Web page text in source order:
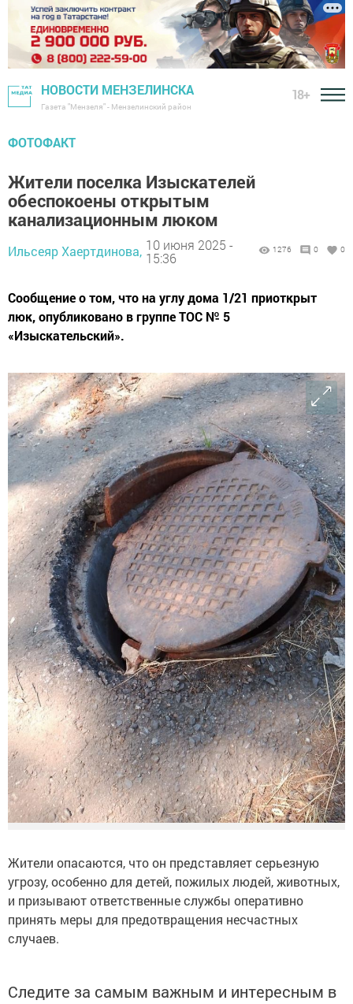
НОВОСТИ МЕНЗЕЛИНСКА
Газета "Мензеля" - Мензелинский район
18+
ФОТОФАКТ
Жители поселка Изыскателей
обеспокоены открытым
канализационным люком
Ильсеяр Хаертдинова, 10 июня 2025 -
15:36
1276 0 0
Сообщение о том, что на углу дома 1/21 приоткрыт
люк, опубликовано в группе ТОС № 5
«Изыскательский».
Жители опасаются, что он представляет серьезную
угрозу, особенно для детей, пожилых людей, животных,
и призывают ответственные службы оперативно
принять меры для предотвращения несчастных
случаев.
Следите за самым важным и интересным в